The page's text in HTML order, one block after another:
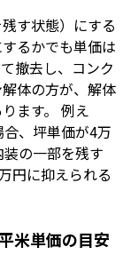
す状態）にする
るかでも単価は
撤去し、コンク
体の方が、解体
ます。 例え
、坪単価が4万
の一部を残す
円に抑えられる
米単価の目安